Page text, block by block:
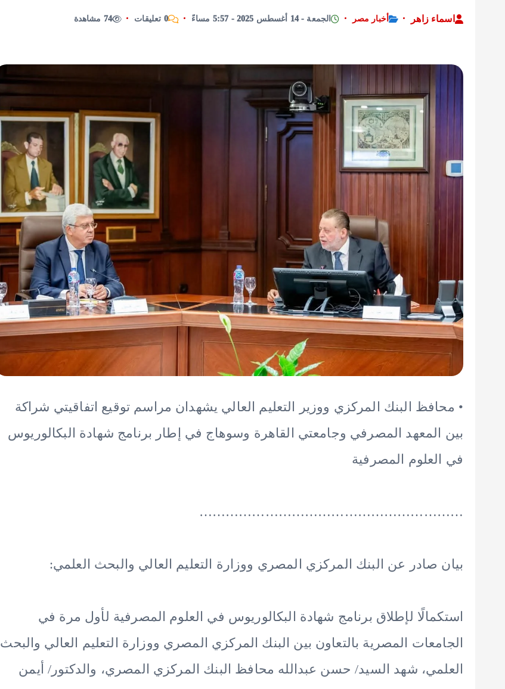
اسماء زاهر أخبار مصر الجمعة - 14 أغسطس 2025 - 5:57 مساءً 0 تعليقات 74 مشاهدة
• محافظ البنك المركزي ووزير التعليم العالي يشهدان مراسم توقيع اتفاقيتي شراكة
بين المعهد المصرفي وجامعتي القاهرة وسوهاج في إطار برنامج شهادة البكالوريوس
في العلوم المصرفية
……………………………………………………
بيان صادر عن البنك المركزي المصري ووزارة التعليم العالي والبحث العلمي:
استكمالًا لإطلاق برنامج شهادة البكالوريوس في العلوم المصرفية لأول مرة في
الجامعات المصرية بالتعاون بين البنك المركزي المصري ووزارة التعليم العالي والبحث
العلمي، شهد السيد/ حسن عبدالله محافظ البنك المركزي المصري، والدكتور/ أيمن